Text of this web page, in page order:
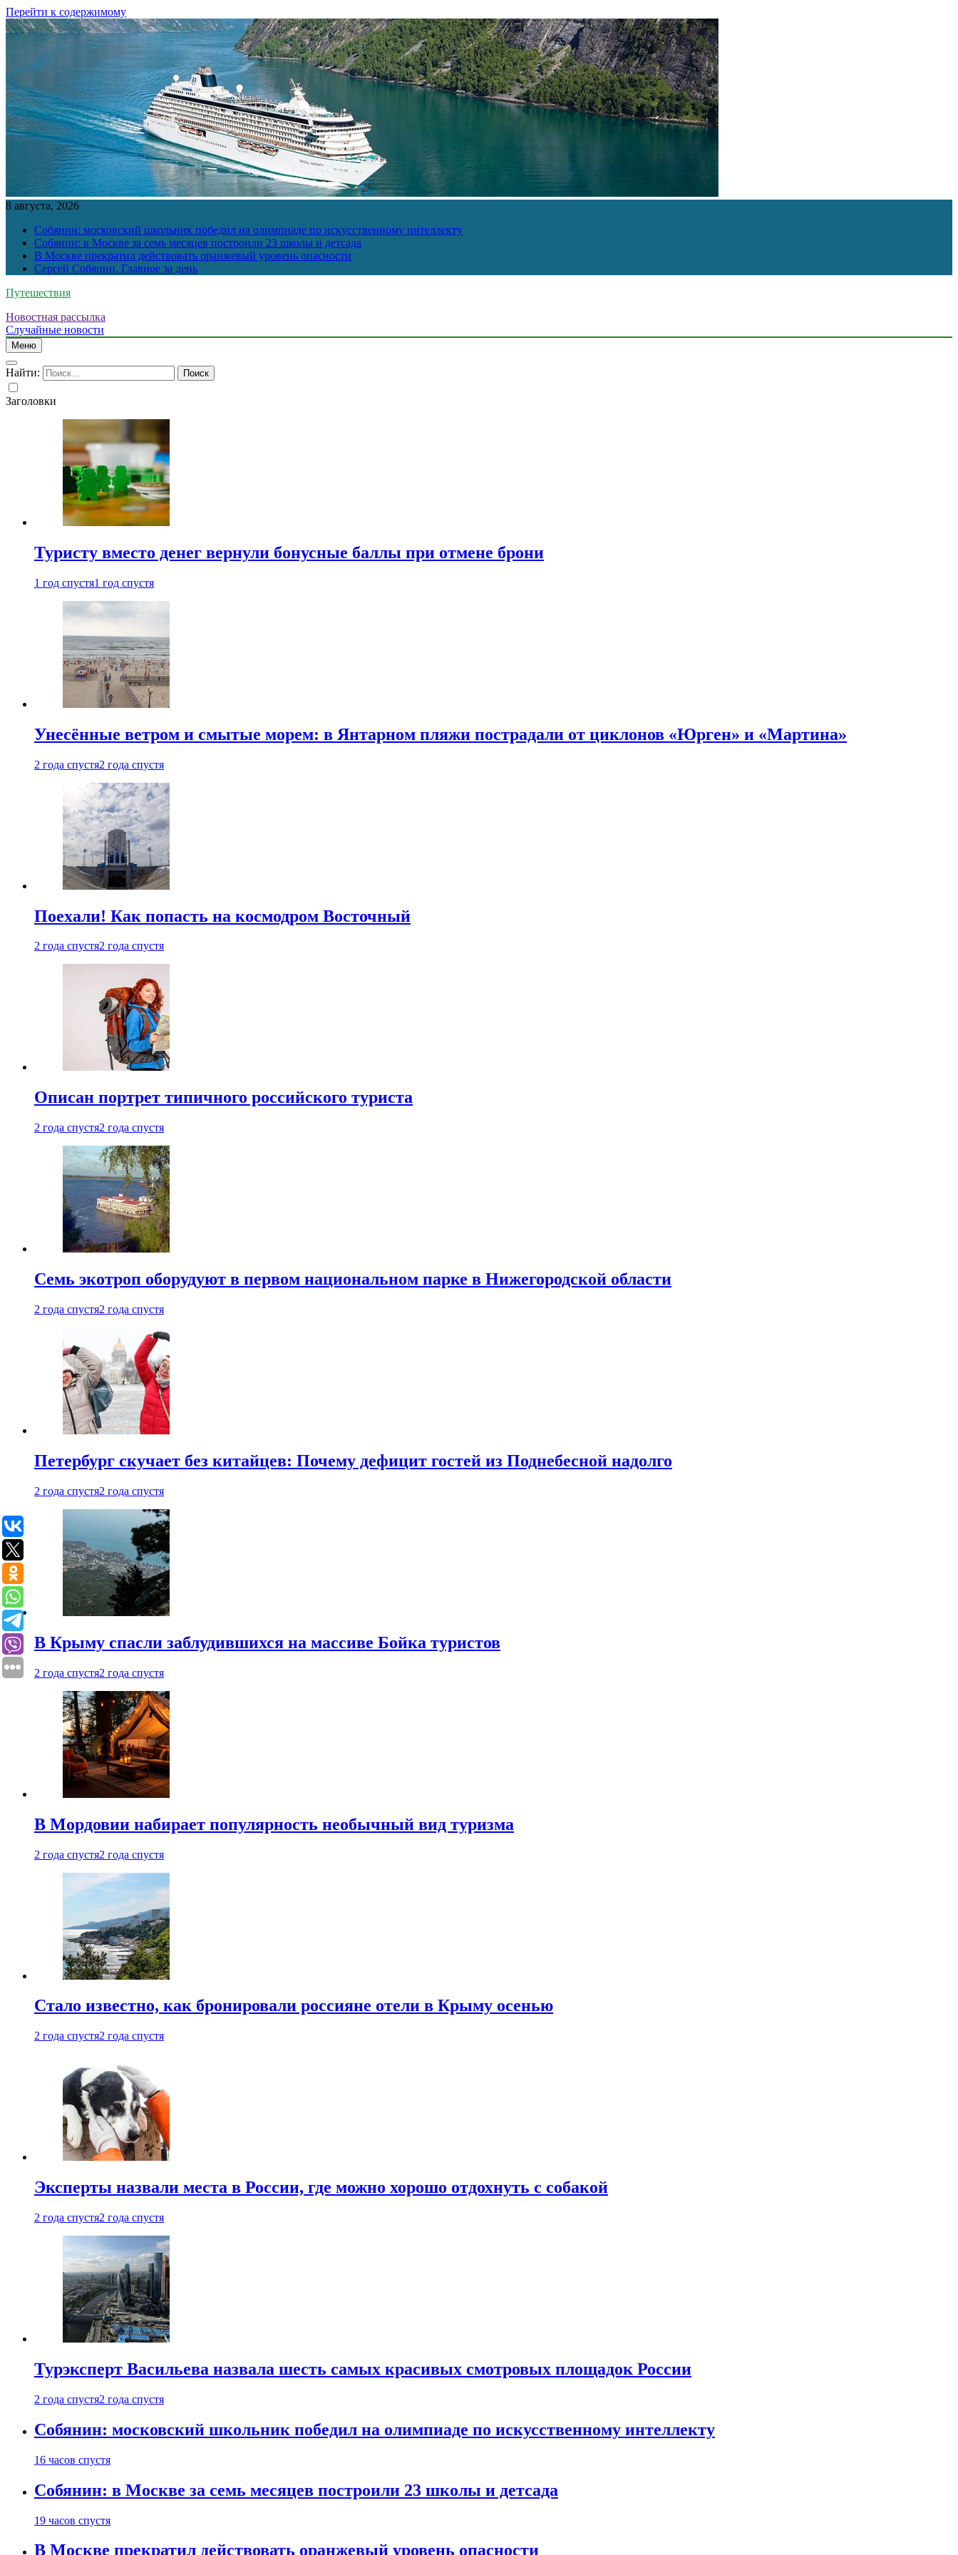
Перейти к содержимому
8 августа, 2026
Собянин: московский школьник победил на олимпиаде по искусственному интеллекту
Собянин: в Москве за семь месяцев построили 23 школы и детсада
В Москве прекратил действовать оранжевый уровень опасности
Сергей Собянин. Главное за день
Путешествия
Новостная рассылка
Случайные новости
Меню
Найти:
Заголовки
Туристу вместо денег вернули бонусные баллы при отмене брони
1 год спустя1 год спустя
Унесённые ветром и смытые морем: в Янтарном пляжи пострадали от циклонов «Юрген» и «Мартина»
2 года спустя2 года спустя
Поехали! Как попасть на космодром Восточный
2 года спустя2 года спустя
Описан портрет типичного российского туриста
2 года спустя2 года спустя
Семь экотроп оборудуют в первом национальном парке в Нижегородской области
2 года спустя2 года спустя
Петербург скучает без китайцев: Почему дефицит гостей из Поднебесной надолго
2 года спустя2 года спустя
В Крыму спасли заблудившихся на массиве Бойка туристов
2 года спустя2 года спустя
В Мордовии набирает популярность необычный вид туризма
2 года спустя2 года спустя
Стало известно, как бронировали россияне отели в Крыму осенью
2 года спустя2 года спустя
Эксперты назвали места в России, где можно хорошо отдохнуть с собакой
2 года спустя2 года спустя
Турэксперт Васильева назвала шесть самых красивых смотровых площадок России
2 года спустя2 года спустя
Собянин: московский школьник победил на олимпиаде по искусственному интеллекту
16 часов спустя
Собянин: в Москве за семь месяцев построили 23 школы и детсада
19 часов спустя
В Москве прекратил действовать оранжевый уровень опасности